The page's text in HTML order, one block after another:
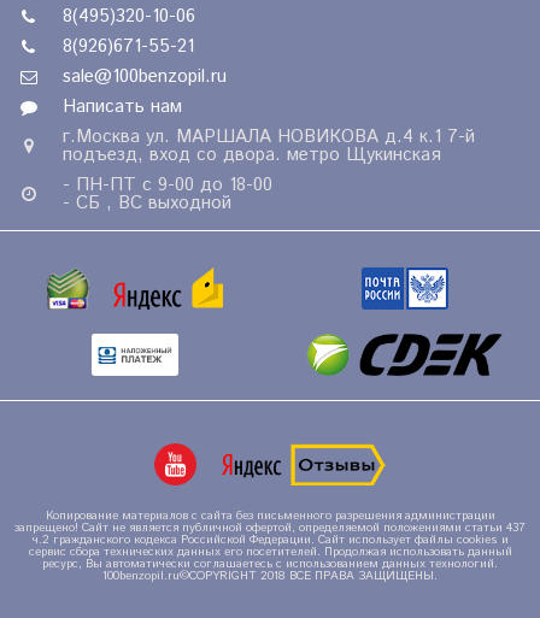
8(495)320-10-06
8(926)671-55-21
sale@100benzopil.ru
Написать нам
г.Москва ул. МАРШАЛА НОВИКОВА д.4 к.1 7-й
подъезд, вход со двора. метро Щукинская
- ПН-ПТ с 9-00 до 18-00
- СБ , ВС выходной
Копирование материалов с сайта без письменного разрешения администрации
запрещено! Сайт не является публичной офертой, определяемой положениями статьи 437
ч.2 гражданского кодекса Российской Федерации. Сайт использует файлы cookies и
сервис сбора технических данных его посетителей. Продолжая использовать данный
ресурс, Вы автоматически соглашаетесь с использованием данных технологий.
100benzopil.ru©COPYRIGHT 2018 ВСЕ ПРАВА ЗАЩИЩЕНЫ.